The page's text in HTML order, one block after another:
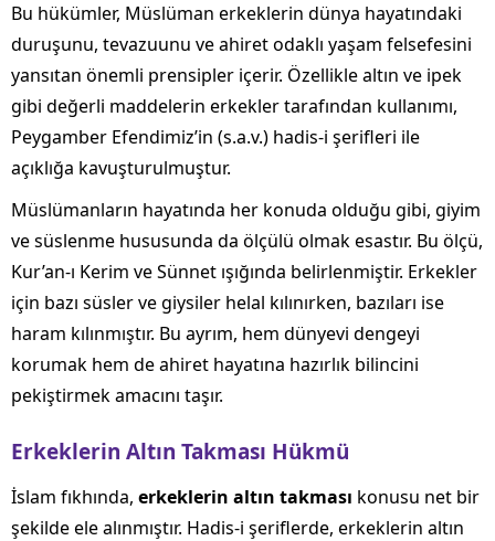
Bu hükümler, Müslüman erkeklerin dünya hayatındaki
duruşunu, tevazuunu ve ahiret odaklı yaşam felsefesini
yansıtan önemli prensipler içerir. Özellikle altın ve ipek
gibi değerli maddelerin erkekler tarafından kullanımı,
Peygamber Efendimiz’in (s.a.v.) hadis-i şerifleri ile
açıklığa kavuşturulmuştur.
Müslümanların hayatında her konuda olduğu gibi, giyim
ve süslenme hususunda da ölçülü olmak esastır. Bu ölçü,
Kur’an-ı Kerim ve Sünnet ışığında belirlenmiştir. Erkekler
için bazı süsler ve giysiler helal kılınırken, bazıları ise
haram kılınmıştır. Bu ayrım, hem dünyevi dengeyi
korumak hem de ahiret hayatına hazırlık bilincini
pekiştirmek amacını taşır.
Erkeklerin Altın Takması Hükmü
İslam fıkhında, erkeklerin altın takması konusu net bir
şekilde ele alınmıştır. Hadis-i şeriflerde, erkeklerin altın